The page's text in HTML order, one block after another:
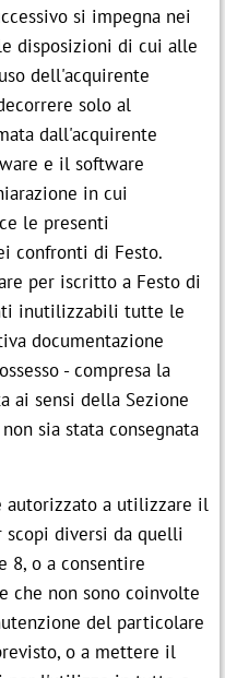
si impegna nei
disposizioni di cui alle
dell'acquirente
solo al
dall'acquirente
e il software
in cui
le presenti
confronti di Festo.
per iscritto a Festo di
inutilizzabili tutte le
documentazione
- compresa la
ai sensi della Sezione
sia stata consegnata
autorizzato a utilizzare il
diversi da quelli
8, o a consentire
che non sono coinvolte
del particolare
o a mettere il